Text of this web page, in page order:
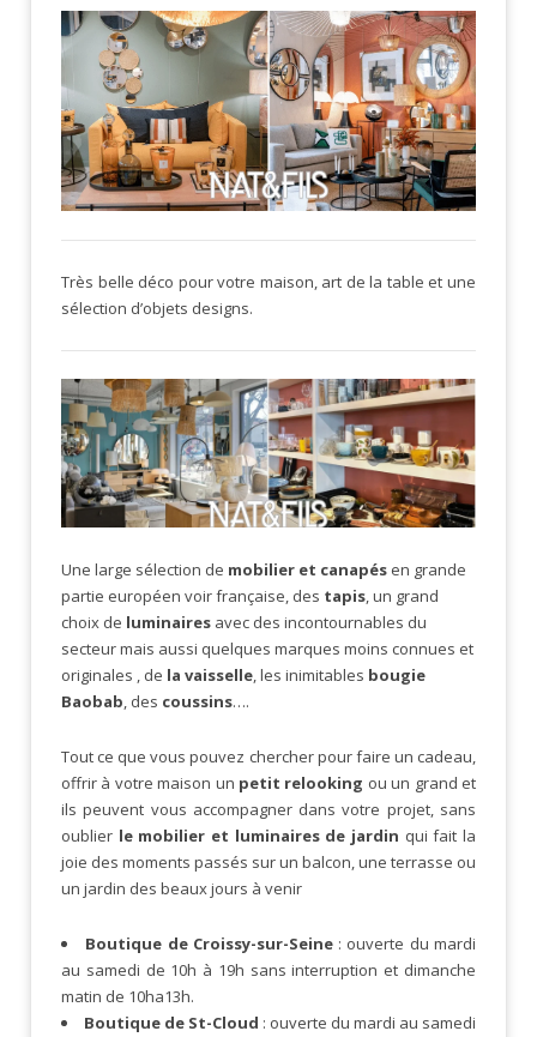
Très belle déco pour votre maison, art de la table et une
sélection d’objets designs.
Une large sélection de mobilier et canapés en grande
partie européen voir française, des tapis, un grand
choix de luminaires avec des incontournables du
secteur mais aussi quelques marques moins connues et
originales , de la vaisselle, les inimitables bougie
Baobab, des coussins….
Tout ce que vous pouvez chercher pour faire un cadeau,
offrir à votre maison un petit relooking ou un grand et
ils peuvent vous accompagner dans votre projet, sans
oublier le mobilier et luminaires de jardin qui fait la
joie des moments passés sur un balcon, une terrasse ou
un jardin des beaux jours à venir
Boutique de Croissy-sur-Seine: ouverte du mardi
au samedi de 10h à 19h sans interruption et dimanche
matin de 10ha13h.
Boutique de St-Cloud : ouverte du mardi au samedi